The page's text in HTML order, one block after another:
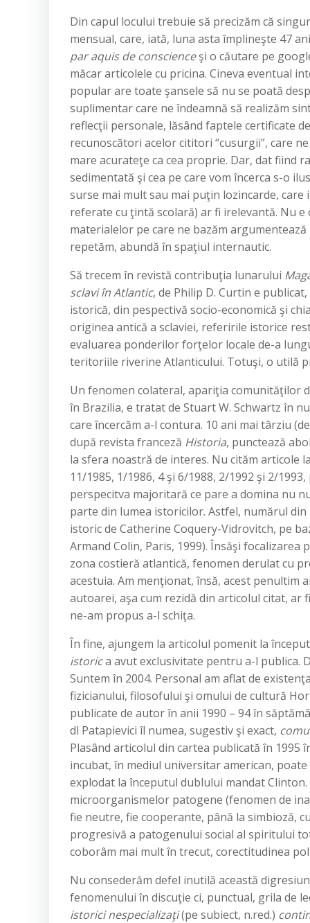
Din capul locului trebuie să precizăm că
mensual, care, iată, luna asta împlineşte 47
par aquis de conscienceşi o căutare pe
măcar articolele cu pricina. Cineva eventual
popular are toate şansele să nu se poată
suplimentar care ne îndeamnă să realizăm
reflecţii personale, lăsând faptele certificate
recunoscători acelor cititori “cusurgii”, care
mare acurateţe ca cea proprie. Dar, dat fiind
sedimentată şi cea pe care vom încerca s-o
surse mai mult sau mai puţin lozincarde,
referate cu ţintă scolară) ar fi irelevantă. Nu
materialelor pe care ne bazăm
repetăm, abundă în spaţiul internautic.
Să trecem în revistă contribuţia lunarului
sclavi în Atlantic, de Philip D. Curtin e
istorică, din pespectivă socio-economică şi
originea antică a sclaviei, referirile istorice
evaluarea ponderilor forţelor locale de-a
teritoriile riverine Atlanticului. Totuşi, o utilă
Un fenomen colateral, apariţia comunităţilor
în Brazilia, e tratat de Stuart W. Schwartz în
care încercăm a-l contura. 10 ani mai târziu
după revista franceză Historia, punctează
la sfera noastră de interes. Nu cităm articole
11/1985, 1/1986, 4 şi 6/1988, 2/1992 şi 2/
perspecitva majoritară ce pare a domina nu
parte din lumea istoricilor. Astfel, numărul
istoric de Catherine Coquery-Vidrovitch, pe
Armand Colin, Paris, 1999). Însăşi
zona costieră atlantică, fenomen derulat cu
acestuia. Am menţionat, însă, acest penultim
autoarei, aşa cum rezidă din articolul citat,
ne-am propus a-l schiţa.
În fine, ajungem la articolul pomenit la
istorica avut exclusivitate pentru a-l publica.
Suntem în 2004. Personal am aflat de
fizicianului, filosofului şi omului de cultură
publicate de autor în anii 1990 – 94 în
dl Patapievici îl numea, sugestiv şi exact,
Plasând articolul din cartea publicată în 1995
incubat, în mediul universitar american,
explodat la începutul dublului mandat
microorganismelor patogene (fenomen de
fie neutre, fie cooperante, până la simbioză,
progresivă a patogenului social al spiritului
coborâm mai mult în trecut, corectitudinea
Nu consederăm defel inutilă această
fenomenului în discuţie ci, punctual, grila de
istorici nespecializaţi(pe subiect, n.red.)